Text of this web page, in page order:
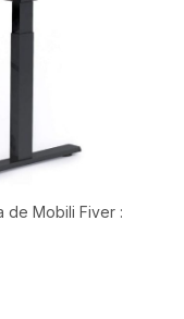
de Mobili Fiver :